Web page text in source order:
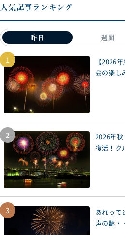
人気記事ランキング
昨日 週間
1
【2026
会の楽し
2
2026年
復活！ク
3
あれって
声の謎・